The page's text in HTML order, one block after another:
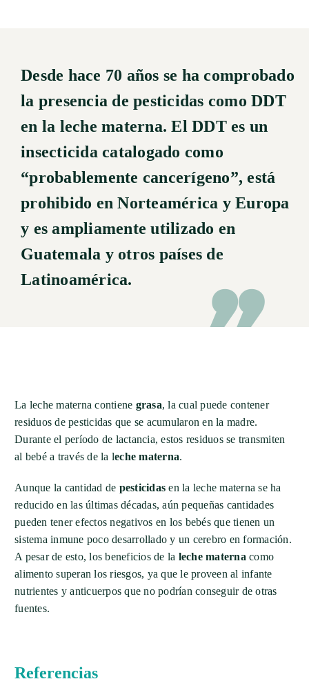
Desde hace 70 años se ha comprobado
la presencia de pesticidas como DDT
en la leche materna. El DDT es un
insecticida catalogado como
“probablemente cancerígeno”, está
prohibido en Norteamérica y Europa
y es ampliamente utilizado en
Guatemala y otros países de
Latinoamérica.
La leche materna contiene grasa, la cual puede contener
residuos de pesticidas que se acumularon en la madre.
Durante el período de lactancia, estos residuos se transmiten
al bebé a través de la leche materna.
Aunque la cantidad de pesticidas en la leche materna se ha
reducido en las últimas décadas, aún pequeñas cantidades
pueden tener efectos negativos en los bebés que tienen un
sistema inmune poco desarrollado y un cerebro en formación.
A pesar de esto, los beneficios de la leche materna como
alimento superan los riesgos, ya que le proveen al infante
nutrientes y anticuerpos que no podrían conseguir de otras
fuentes.
Referencias